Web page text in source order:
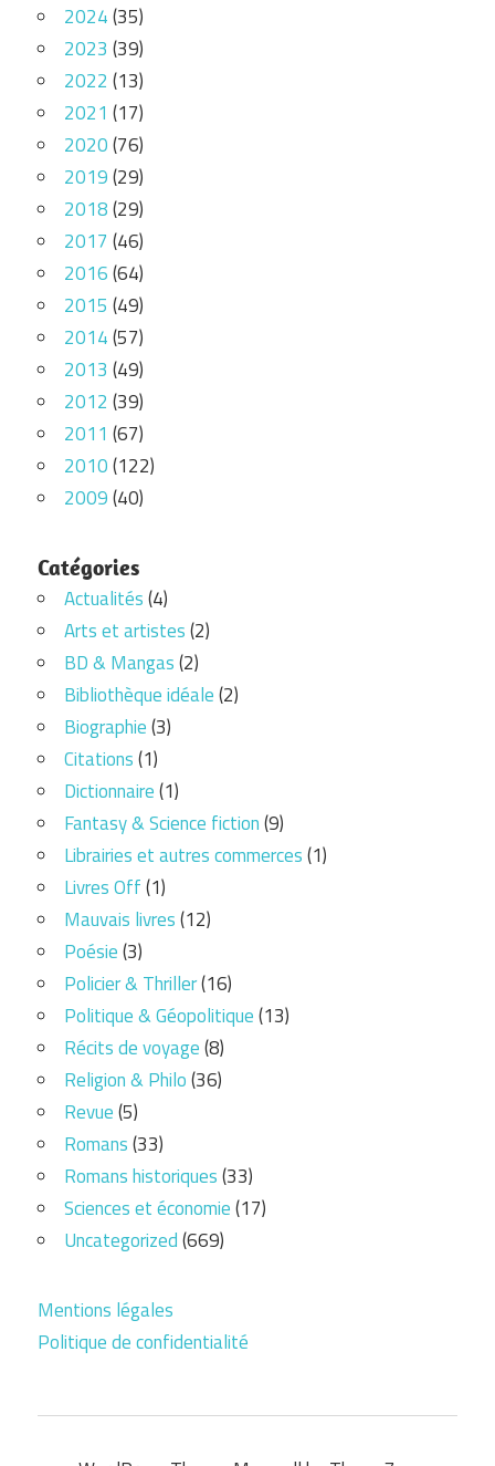
2024(35)
2023 (39)
2022 (13)
2021 (17)
2020(76)
2019(29)
2018(29)
2017 (46)
2016(64)
2015 (49)
2014(57)
2013 (49)
2012 (39)
2011 (67)
2010(122)
2009(40)
Catégories
Actualités(4)
Arts et artistes(2)
BD & Mangas(2)
Bibliothèque idéale(2)
Biographie(3)
Citations(1)
Dictionnaire(1)
Fantasy & Science fiction(9)
Librairies et autres commerces(1)
Livres Off(1)
Mauvais livres(12)
Poésie(3)
Policier & Thriller(16)
Politique & Géopolitique(13)
Récits de voyage(8)
Religion & Philo(36)
Revue(5)
Romans(33)
Romans historiques(33)
Sciences et économie(17)
Uncategorized(669)
Mentions légales
Politique de confidentialité